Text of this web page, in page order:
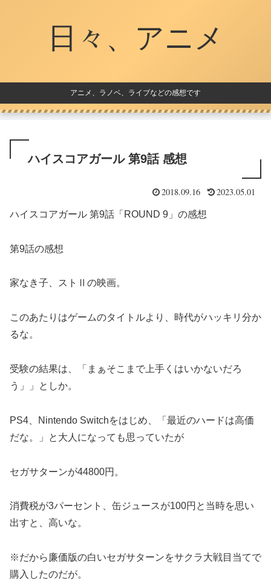
日々、アニメ
アニメ、ラノベ、ライブなどの感想です
ハイスコアガール 第9話 感想
2018.09.16 2023.05.01
ハイスコアガール 第9話「ROUND 9」の感想
第9話の感想
家なき子、ストⅡの映画。
このあたりはゲームのタイトルより、時代がハッキリ分か
るな。
受験の結果は、「まぁそこまで上手くはいかないだろ
う」」としか。
PS4、Nintendo Switchをはじめ、「最近のハードは高価
だな。」と大人になっても思っていたが
セガサターンが44800円。
消費税が3パーセント、缶ジュースが100円と当時を思い
出すと、高いな。
※だから廉価版の白いセガサターンをサクラ大戦目当てで
購入したのだが。